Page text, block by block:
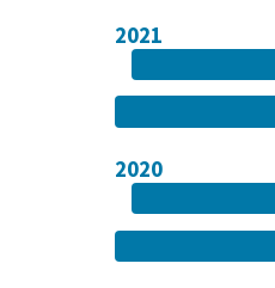
2021
2020